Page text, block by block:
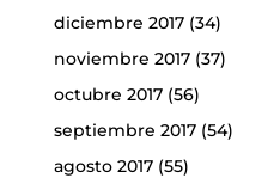
diciembre 2017(34)
noviembre 2017(37)
octubre 2017(56)
septiembre 2017(54)
agosto 2017(55)